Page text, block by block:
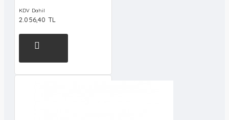
KDV Dahil
2.056,40 TL